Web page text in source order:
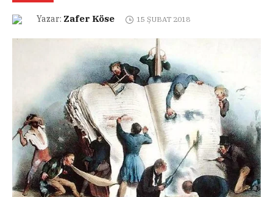
Yazar: Zafer Köse 15 ŞUBAT 2018